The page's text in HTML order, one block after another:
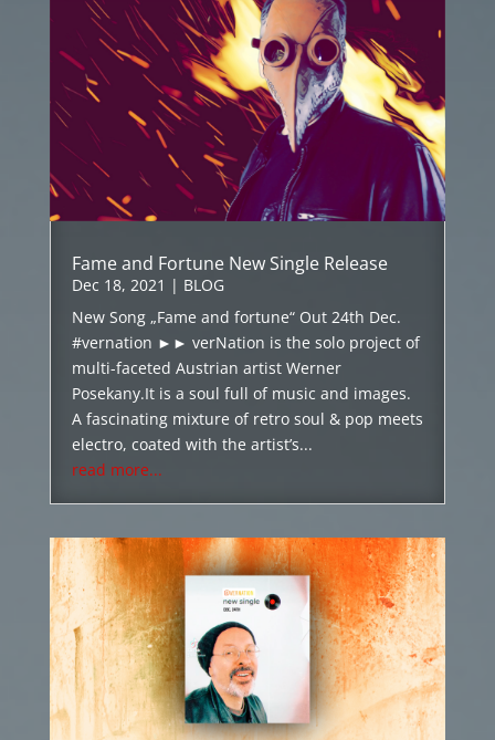
Fame and Fortune New Single Release
Dec 18, 2021 | BLOG
New Song „Fame and fortune“ Out 24th Dec.
#vernation ►► verNation is the solo project of
multi-faceted Austrian artist Werner
Posekany.It is a soul full of music and images.
A fascinating mixture of retro soul & pop meets
electro, coated with the artist’s...
read more...